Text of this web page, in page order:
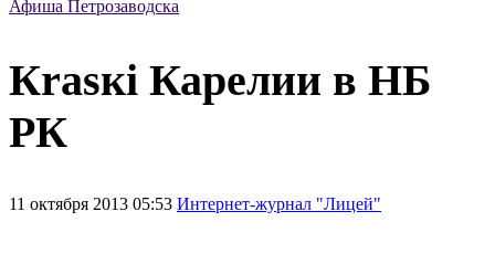
Афиша Петрозаводска
Кrasкi Карелии в НБ
РК
11 октября 2013 05:53 Интернет-журнал "Лицей"